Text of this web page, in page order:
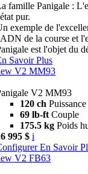
famille Panigale :
pur.
exemple de
de la course et
est l'objet du
Savoir Plus
V2 MM93
V2 MM93
120 ch Puissance
69 lb-ft Couple
175.5 kg Poids
995 $ i
En Savoir
V2 FB63